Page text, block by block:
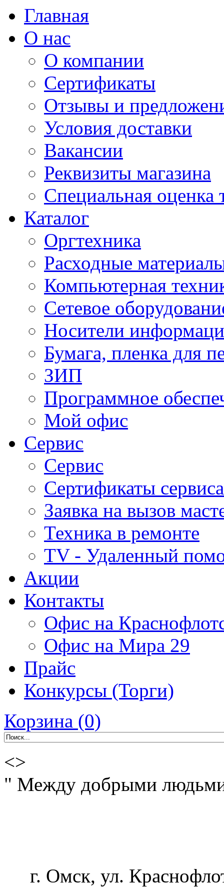
Главная
О нас
О компании
Сертификаты
Отзывы и
Условия доставки
Вакансии
Реквизиты магазина
Специальная оценка
Каталог
Оргтехника
Расходные
Компьютерная
Сетевое
Носители
Бумага, пленка для
ЗИП
Программное
Мой офис
Сервис
Сервис
Сертификаты сервиса
Заявка на вызов
Техника в ремонте
TV - Удаленный
Акции
Контакты
Офис на
Офис на Мира 29
Прайс
Конкурсы (Торги)
Корзина (0)
<>
" Между добрыми
г. Омск, ул.